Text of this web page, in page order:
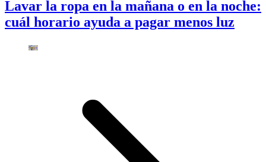
Lavar la ropa en la mañana o en la noche:
cuál horario ayuda a pagar menos luz